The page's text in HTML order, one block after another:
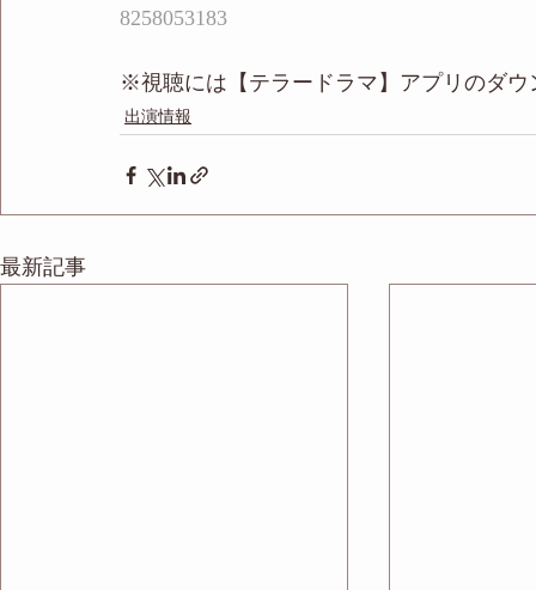
8258053183
※視聴には【テラードラマ】アプリのダ
出演情報
最新記事